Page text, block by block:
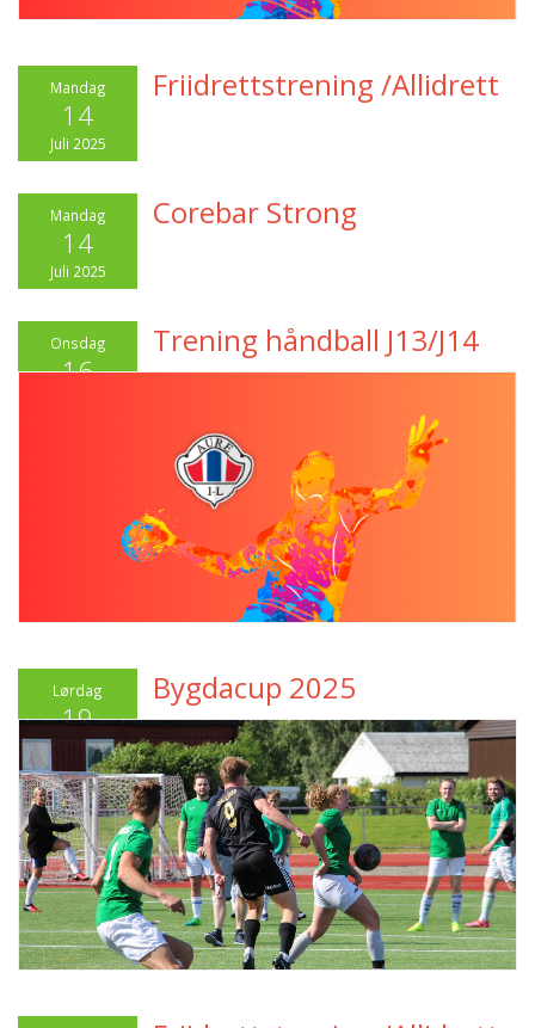
Mandag
14
Juli 2025
Friidrettstrening /Allidrett
Mandag
14
Juli 2025
Corebar Strong
Onsdag
16
Trening håndball J13/J14
Lørdag
19
Juli 2025
Bygdacup 2025